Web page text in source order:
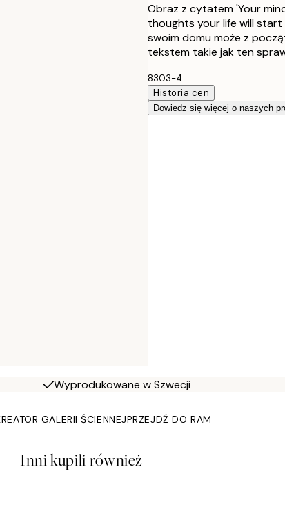
Obraz z cytatem 'Your
thoughts your life will
swoim domu może z
tekstem takie jak ten
8303-4
Historia cen
Dowiedz się więcej o naszych
Wyprodukowane w Szwecji
GALERII ŚCIENNEJPRZEJDŹ DO RAM
Inni kupili również